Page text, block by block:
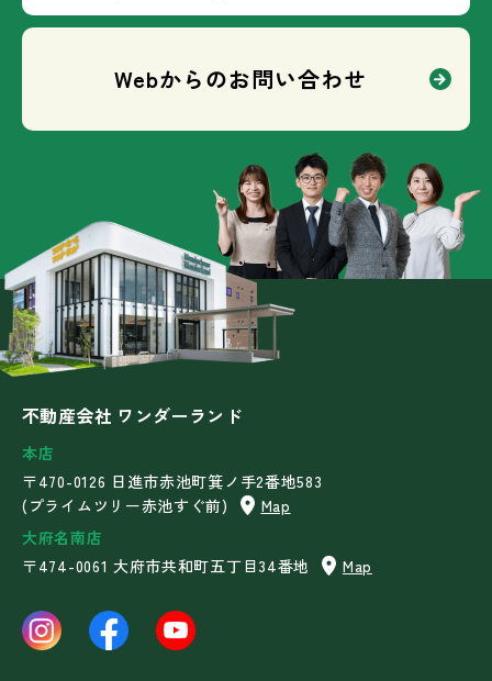
Webからのお問い合わせ
不動産会社 ワンダーランド
本店
〒470-0126 日進市赤池町箕ノ手2番地583
(プライムツリー赤池すぐ前)
Map
大府名南店
〒474-0061 大府市共和町五丁目34番地
Map